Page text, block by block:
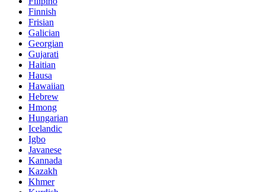
Finnish
Frisian
Galician
Georgian
Gujarati
Haitian
Hausa
Hawaiian
Hebrew
Hmong
Hungarian
Icelandic
Igbo
Javanese
Kannada
Kazakh
Khmer